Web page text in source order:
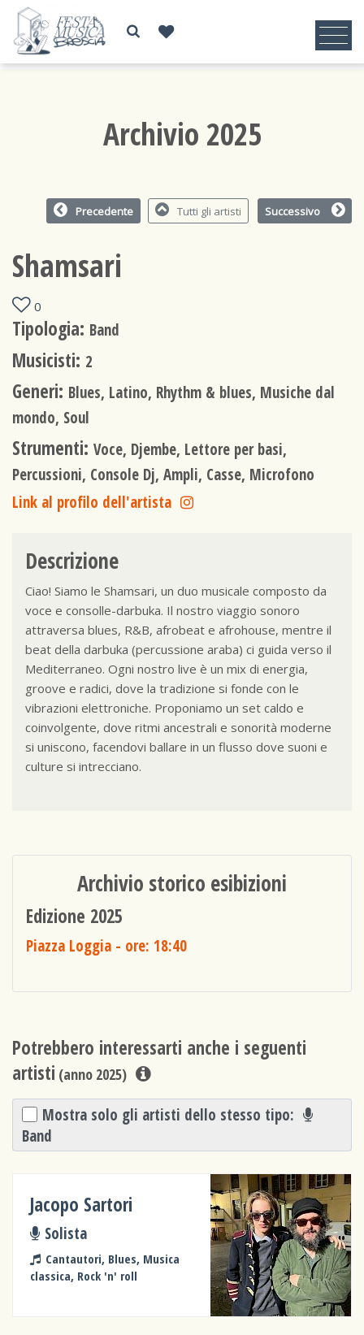
Archivio 2025
Precedente Tutti gli artisti Successivo
Shamsari
0
Tipologia: Band
Musicisti: 2
Generi: Blues, Latino, Rhythm & blues, Musiche dal
mondo, Soul
Strumenti: Voce, Djembe, Lettore per basi,
Percussioni, Console Dj, Ampli, Casse, Microfono
Link al profilo dell'artista
Descrizione
Ciao! Siamo le Shamsari, un duo musicale composto da
voce e consolle-darbuka. Il nostro viaggio sonoro
attraversa blues, R&B, afrobeat e afrohouse, mentre il
beat della darbuka (percussione araba) ci guida verso il
Mediterraneo. Ogni nostro live è un mix di energia,
groove e radici, dove la tradizione si fonde con le
vibrazioni elettroniche. Proponiamo un set caldo e
coinvolgente, dove ritmi ancestrali e sonorità moderne
si uniscono, facendovi ballare in un flusso dove suoni e
culture si intrecciano.
Archivio storico esibizioni
Edizione 2025
Piazza Loggia - ore: 18:40
Potrebbero interessarti anche i seguenti
artisti (anno 2025)
Mostra solo gli artisti dello stesso tipo:
Band
Jacopo Sartori
Solista
Cantautori, Blues, Musica
classica, Rock 'n' roll